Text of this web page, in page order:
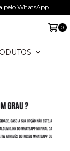
pelo WhatsApp
0